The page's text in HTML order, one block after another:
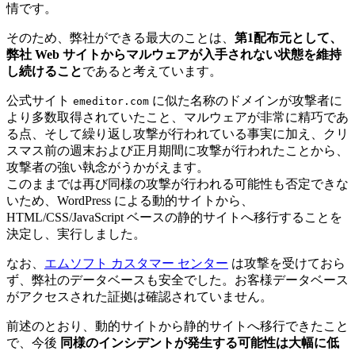
情です。
そのため、弊社ができる最大のことは、 第1配布元として、
弊社 Web サイトからマルウェアが入手されない状態を維持
し続けることであると考えています。
公式サイト emeditor.com に似た名称のドメインが攻撃者に
より多数取得されていたこと、マルウェアが非常に精巧であ
る点、そして繰り返し攻撃が行われている事実に加え、クリ
スマス前の週末および正月期間に攻撃が行われたことから、
攻撃者の強い執念がうかがえます。
このままでは再び同様の攻撃が行われる可能性も否定できな
いため、WordPress による動的サイトから、
HTML/CSS/JavaScript ベースの静的サイトへ移行することを
決定し、実行しました。
なお、 エムソフト カスタマー センター は攻撃を受けておら
ず、弊社のデータベースも安全でした。お客様データベース
がアクセスされた証拠は確認されていません。
前述のとおり、動的サイトから静的サイトへ移行できたこと
で、今後 同様のインシデントが発生する可能性は大幅に低